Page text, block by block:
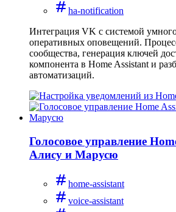
ha-notification
Интеграция VK с системой
оперативных оповещений.
сообщества, генерация ключей
компонента в Home Assistant и
автоматизаций.
Голосовое управление
Алису и Марусю
home-assistant
voice-assistant